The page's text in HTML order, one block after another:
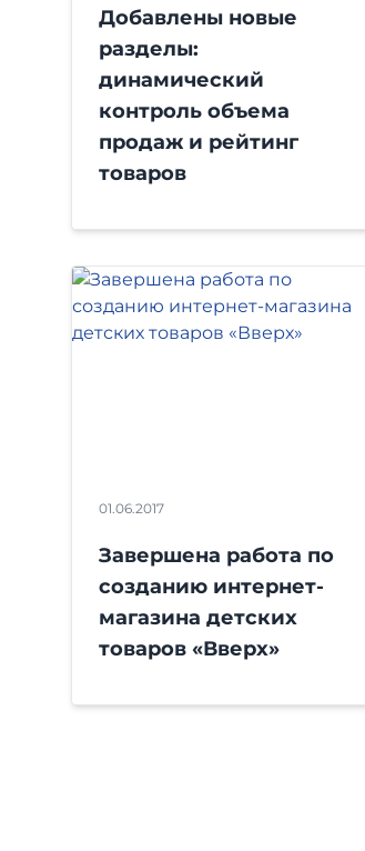
Добавлены новые
разделы:
динамический
контроль объема
продаж и рейтинг
товаров
01.06.2017
Завершена работа по
созданию интернет-
магазина детских
товаров «Вверх»